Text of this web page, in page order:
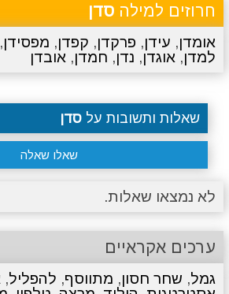
חרוזים למילה סדן
אומדן, עידן, פרקדן, קפדן, מפסידן,
למדן, אוגדן, נדן, חמדן, אובדן
שאלות ותשובות על סדן
שאלו שאלה
לא נמצאו שאלות.
ערכים אקראיים
גמל, שחר חסון, מתווסף, להפליל,